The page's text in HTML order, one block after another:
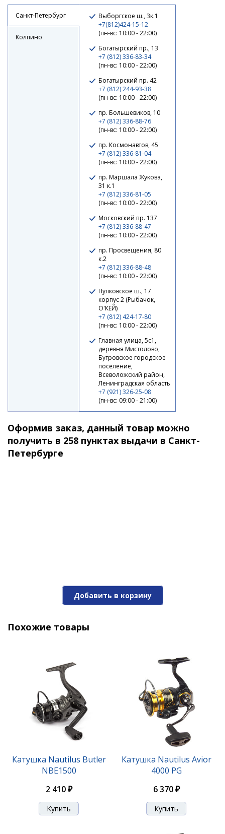
Катушка Nautilus Avior 3000
6 040 ₽
Катушка Nautilus Avior 4000
Санкт-Петербург
Колпино
Выборгское ш., 3к.1
+7(812)424-15-12
(пн-вс: 10:00 - 22:00)
Богатырский пр., 13
+7 (812) 336-83-34
(пн-вс: 10:00 - 22:00)
Богатырский пр. 42
+7 (812) 244-93-38
(пн-вс: 10:00 - 22:00)
пр. Большевиков, 10
+7 (812) 336-88-76
(пн-вс: 10:00 - 22:00)
пр. Космонавтов, 45
+7 (812) 336-81-04
(пн-вс: 10:00 - 22:00)
пр. Маршала Жукова,
31 к.1
+7 (812) 336-81-05
(пн-вс: 10:00 - 22:00)
Московский пр. 137
+7 (812) 336-88-47
(пн-вс: 10:00 - 22:00)
пр. Просвещения, 80
к.2
+7 (812) 336-88-48
(пн-вс: 10:00 - 22:00)
Пулковское ш., 17
корпус 2 (Рыбачок,
О'КЕЙ)
+7 (812) 424-17-80
(пн-вс: 10:00 - 22:00)
Главная улица, 5с1,
деревня Мистолово,
Бугровское городское
поселение,
Всеволожский район,
Ленинградская область
+7 (921) 326-25-08
(пн-вс: 09:00 - 21:00)
Оформив заказ, данный товар можно
получить в 258 пунктах выдачи в Санкт-
Петербурге
Добавить в корзину
Похожие товары
Катушка Nautilus Butler
NBE1500
2 410 ₽
Катушка Nautilus Avior
4000 PG
6 370 ₽